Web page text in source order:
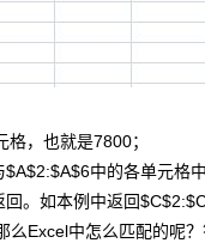
，也就是7800；
中的各单元格
。如本例中返回
Excel中怎么匹配的呢